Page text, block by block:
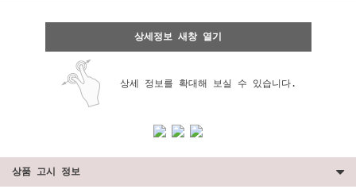
상세정보 새창 열기
상세 정보를 확대해 보실 수 있습니다.
상품 고시 정보